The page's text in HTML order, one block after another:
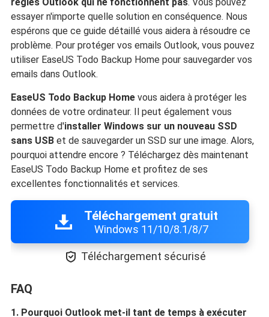
essayer n'importe quelle solution en conséquence. Nous
espérons que ce guide détaillé vous aidera à résoudre ce
problème. Pour protéger vos emails Outlook, vous pouvez
utiliser EaseUS Todo Backup Home pour sauvegarder vos
emails dans Outlook.
EaseUS Todo Backup Homevous aidera à protéger les
données de votre ordinateur. Il peut également vous
permettre d'installer Windows sur un nouveau SSD
sans USBet de sauvegarder un SSD sur une image. Alors,
pourquoi attendre encore ? Téléchargez dès maintenant
EaseUS Todo Backup Home et profitez de ses
excellentes fonctionnalités et services.
Téléchargement gratuit
Windows 11/10/8.1/8/7
 Téléchargement sécurisé
FAQ
1. Pourquoi Outlook met-il tant de temps à exécuter